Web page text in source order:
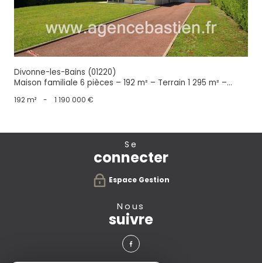
Divonne-les-Bains (01220)
Maison familiale 6 pièces – 192 m² – Terrain 1 295 m² –...
192 m² - 1 190 000 €
se
connecter
Espace Gestion
nous
suivre